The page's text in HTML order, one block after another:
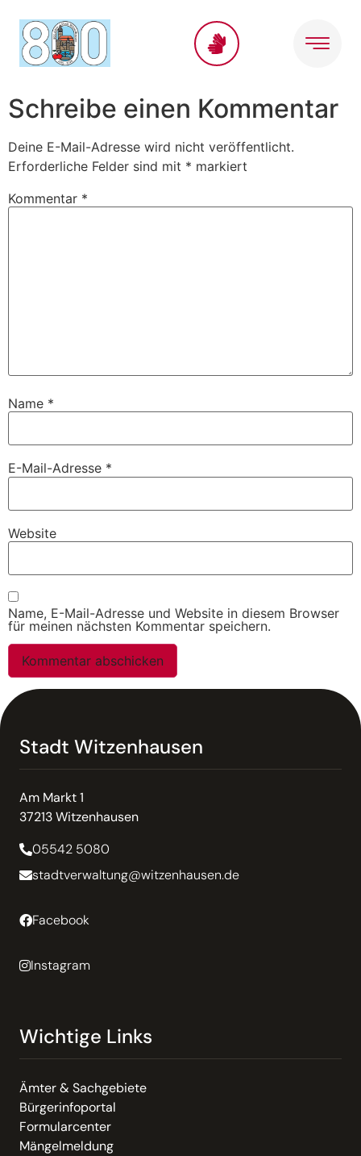
springen
Schreibe einen Kommentar
Deine E-Mail-Adresse wird nicht veröffentlicht.
Erforderliche Felder sind mit * markiert
Kommentar *
Name *
E-Mail-Adresse *
Website
Name, E-Mail-Adresse und Website in diesem Browser
für meinen nächsten Kommentar speichern.
Stadt Witzenhausen
Am Markt 1
37213 Witzenhausen
05542 5080
stadtverwaltung@witzenhausen.de
Facebook
Instagram
Wichtige Links
Ämter & Sachgebiete
Bürgerinfoportal
Formularcenter
Mängelmeldung